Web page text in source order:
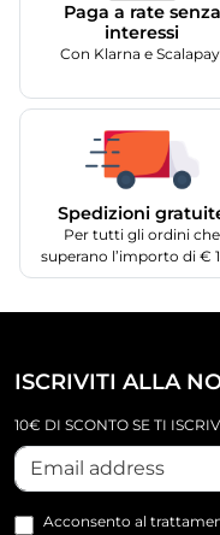
Paga a rate senza
interessi
Con Klarna e
Spedizioni
Per tutti gli ordini che
superano l’importo di €
ISCRIVITI ALLA
10€ DI SCONTO SE TI
Acconsento al